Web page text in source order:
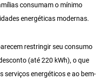
consumam o mínimo
energéticas modernas.
restringir seu consumo
(até 220 kWh), o que
serviços energéticos e ao bem-